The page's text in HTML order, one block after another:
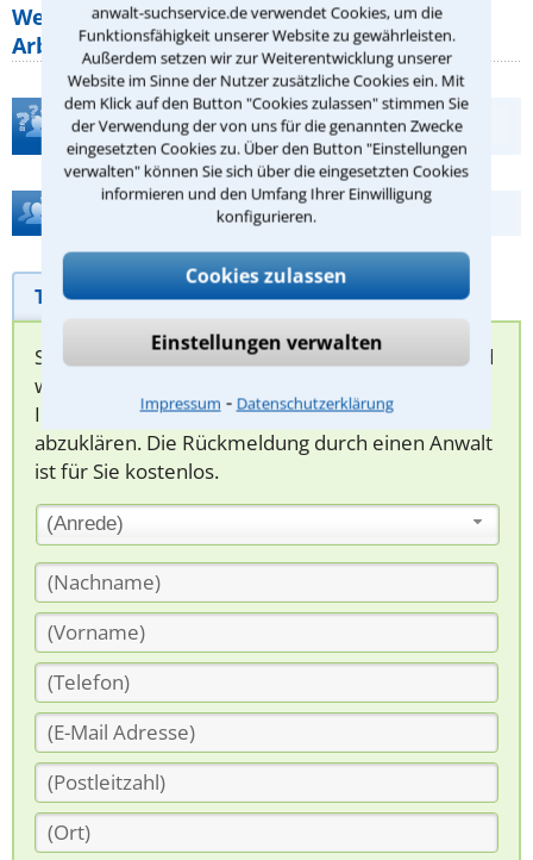
anwalt-suchservice.de verwendet Cookies, um die
Funktionsfähigkeit unserer Website zu gewährleisten.
Außerdem setzen wir zur Weiterentwicklung unserer
Website im Sinne der Nutzer zusätzliche Cookies ein. Mit
dem Klick auf den Button "Cookies zulassen" stimmen Sie
der Verwendung der von uns für die genannten Zwecke
eingesetzten Cookies zu. Über den Button "Einstellungen
verwalten" können Sie sich über die eingesetzten Cookies
informieren und den Umfang Ihrer Einwilligung
konfigurieren.
Cookies zulassen
Einstellungen verwalten
Impressum ⁃ Datenschutzerklärung
Welche Regeln für Teilnahme, Urlaub,
Arbeitszeit gelten beim
Teste Dein Rechtswissen
Hilfe bei Ihrer Anwaltsuche?
Telefonhilfe Beratungsanfrage
Sie können hier Ihren Fall schildern. Anschließend
werden sich spezialisierte Rechtsanwälte bei
Ihnen melden, um das weitere Vorgehen
abzuklären. Die Rückmeldung durch einen Anwalt
ist für Sie kostenlos.
(Anrede)